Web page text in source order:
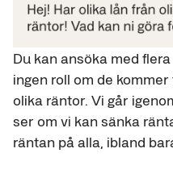
Du kan ansöka med
ingen roll om de
olika räntor. Vi går
ser om vi kan sänka
räntan på alla, ibland